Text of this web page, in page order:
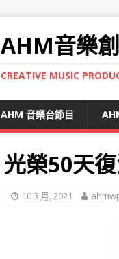
AHM音樂
CREATIVE MUSIC
AHM 音樂台節目
光榮50天
10 3 月, 2021